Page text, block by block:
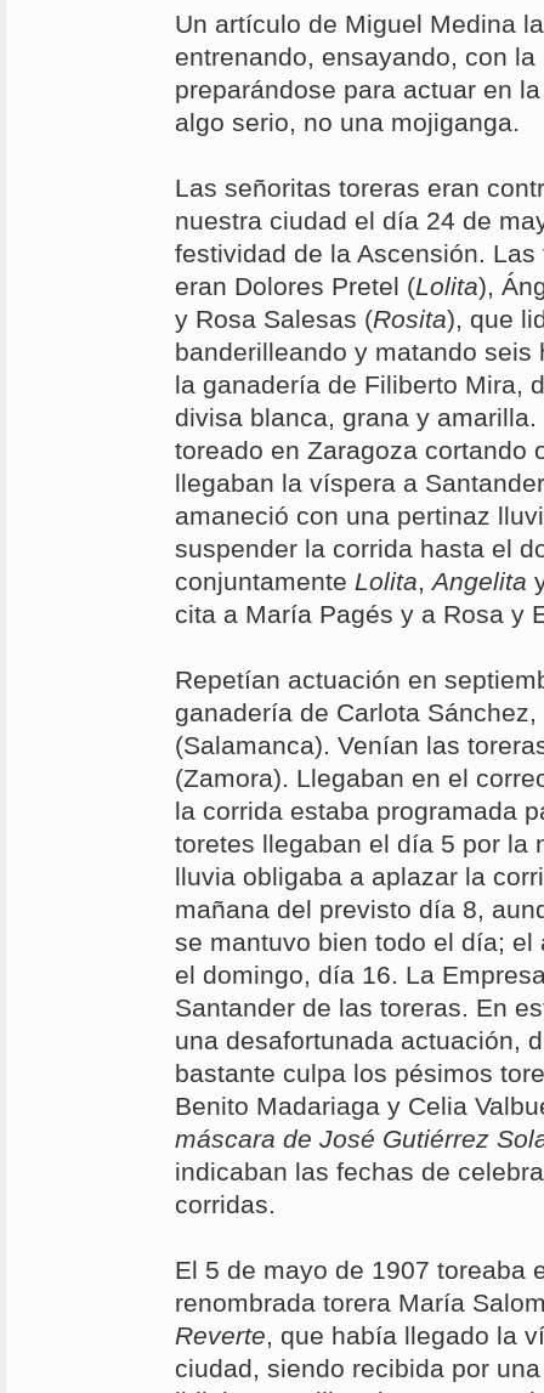
Un artículo de Miguel Medina
entrenando, ensayando, con
preparándose para actuar en
algo serio, no una mojiganga.
Las señoritas toreras eran
nuestra ciudad el día 24 de
festividad de la Ascensión.
eran Dolores Pretel (Lolita),
y Rosa Salesas (Rosita), que
banderilleando y matando seis
la ganadería de Filiberto Mira,
divisa blanca, grana y
toreado en Zaragoza cortando
llegaban la víspera a
amaneció con una pertinaz
suspender la corrida hasta el
conjuntamente Lolita,Angelita
cita a María Pagés y a Rosa y
Repetían actuación en
ganadería de Carlota Sánchez,
(Salamanca). Venían las
(Zamora). Llegaban en el
la corrida estaba programada
toretes llegaban el día 5 por la
lluvia obligaba a aplazar la
mañana del previsto día 8,
se mantuvo bien todo el día; el
el domingo, día 16. La
Santander de las toreras. En
una desafortunada actuación,
bastante culpa los pésimos
Benito Madariaga y Celia
máscara de José Gutiérrez
indicaban las fechas de
corridas.
El 5 de mayo de 1907 toreaba
renombrada torera María
Reverte, que había llegado la
ciudad, siendo recibida por